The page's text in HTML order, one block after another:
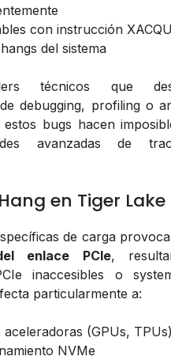
con instrucción
del sistema
técnicos que
debugging, profiling o
bugs hacen
avanzadas de
en Tiger Lake
de carga
enlace PCIe,
inaccesibles o
particularmente a:
aceleradoras (GPUs, TPUs)
NVMe